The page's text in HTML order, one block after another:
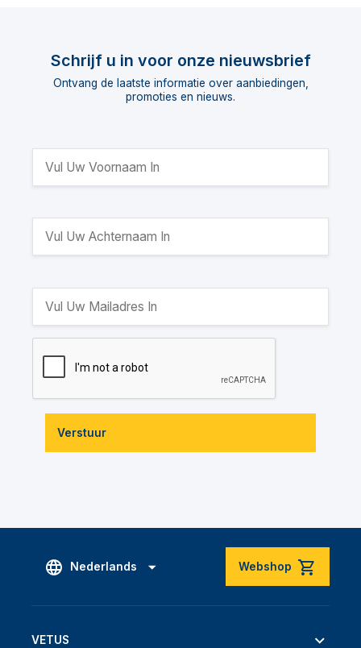
Schrijf u in voor onze nieuwsbrief
Ontvang de laatste informatie over aanbiedingen,
promoties en nieuws.
Verstuur
Nederlands Webshop
VETUS